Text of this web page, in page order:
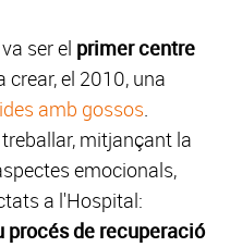
ser el primer centre
crear, el 2010, una
amb gossos.
mitjançant la
emocionals,
a l'Hospital:
procés de recuperació